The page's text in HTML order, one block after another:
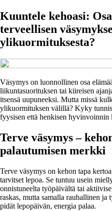
Kuuntele kehoasi:
terveellisen
ylikuormituksesta?
Väsymys on luonnollinen osa
liikuntasuorituksen tai kiireisen
itsensä uupuneeksi. Mutta missä
ylikuormituksen välillä? Kyky
fyysisen että henkisen hyvinvoinnin
Terve väsymys –
palautumisen merkki
Terve väsymys on kehon tapa
tarvitset lepoa. Se tuntuu usein
onnistuneelta työpäivältä tai
raskas, mutta samalla rauhallinen
pidät lepopäivän, energia palaa.